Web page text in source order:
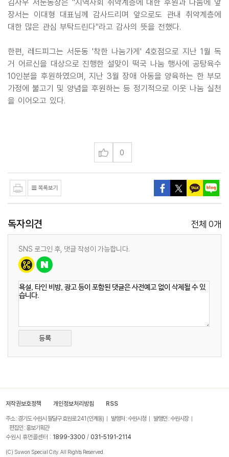
김사우 서둔동장은 "지역사회 취약계층에 대한 후원과 나눔에 앞
장서는 이대형 대표님께 감사드리며 앞으로도 관내 취약계층에
대한 많은 관심 부탁드린다"라고 감사의 뜻을 전했다.
한편, 레드피그는 서둔동 '착한 나눔가게' 4호점으로 지난 1월 독
거 어르신을 대상으로 진행한 설맞이 떡국 나눔 행사에 공탕육수
10인분을 후원하였으며, 지난 3월 장애 아동을 양육하는 한 부모
가정에 불고기 및 양념을 후원하는 등 정기적으로 이웃 나눔 실천
을 이어오고 있다.
0
독자의견 전체 0개
SNS 로그인 후, 댓글 작성이 가능합니다.
등록
저작권보호정책 개인정보처리방침 RSS
주소 : 경기도 수원시 팔달구 효원로 241 (인계동) 발행처 : 수원시청
발행인 : 수원시장
편집인 : 홍보기획관
수원시 휴먼콜센터 : 1899-3300 / 031-5191-2114
(C) Suwon Special City. All Rights Reserved.